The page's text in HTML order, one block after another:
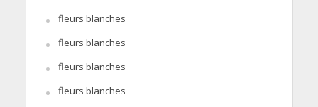
fleurs blanches
fleurs blanches
fleurs blanches
fleurs blanches